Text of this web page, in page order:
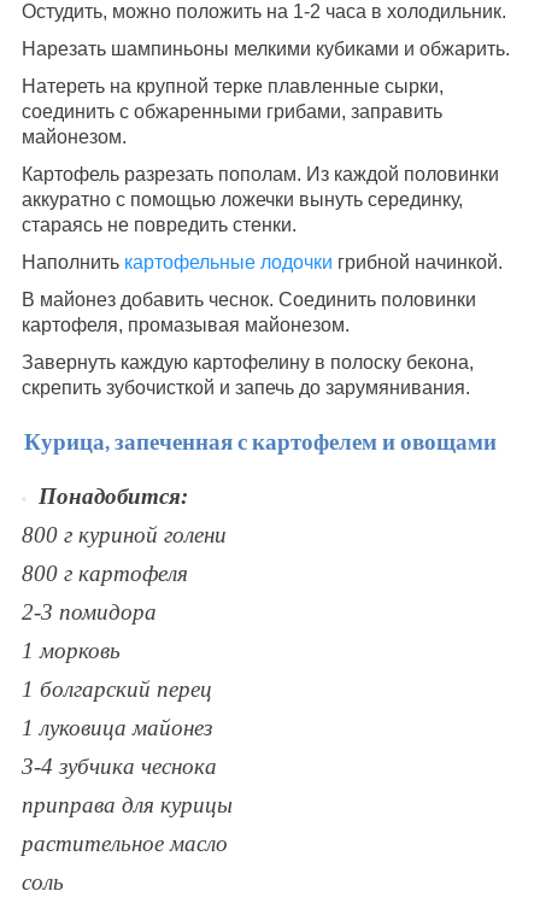
Остудить, можно положить на 1-2 часа в холодильник.
Нарезать шампиньоны мелкими кубиками и обжарить.
Натереть на крупной терке плавленные сырки,
соединить с обжаренными грибами, заправить
майонезом.
Картофель разрезать пополам. Из каждой половинки
аккуратно с помощью ложечки вынуть серединку,
стараясь не повредить стенки.
Наполнитькартофельные лодочки грибной начинкой.
В майонез добавить чеснок. Соединить половинки
картофеля, промазывая майонезом.
Завернуть каждую картофелину в полоску бекона,
скрепить зубочисткой и запечь до зарумянивания.
Курица, запеченная с картофелем и овощами
Понадобится:
800 г куриной голени
800 г картофеля
2-3 помидора
1 морковь
1 болгарский перец
1 луковица майонез
3-4 зубчика чеснока
приправа для курицы
растительное масло
соль